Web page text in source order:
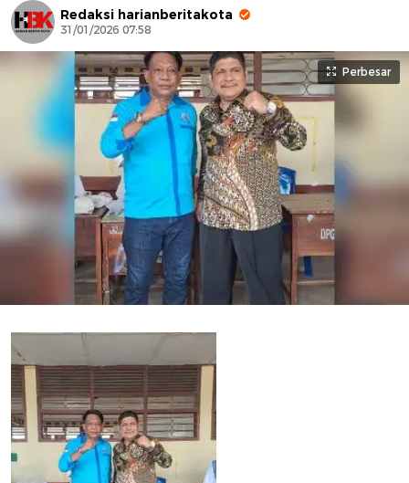
Redaksi harianberitakota
31/01/2026 07:58
Perbesar